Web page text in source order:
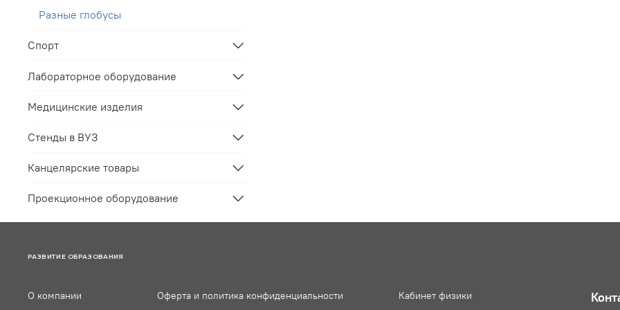
Разные глобусы
Спорт
Лабораторное оборудование
Медицинские изделия
Стенды в ВУЗ
Канцелярские товары
Проекционное оборудование
РАЗВИТИЕ ОБРАЗОВАНИЯ
О компании Оферта и политика конфиденциальности Кабинет физики